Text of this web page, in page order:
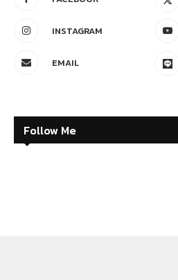
INSTAGRAM
EMAIL
Follow Me